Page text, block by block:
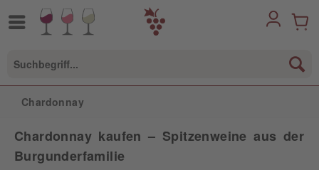
Chardonnay
Chardonnay kaufen – Spitzenweine aus der
Burgunderfamilie